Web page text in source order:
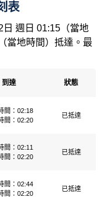
表
週日 01:15（當地
當地時間）抵達。最
到達 狀態
間：02:18
間：02:20
已抵達
間：02:11
間：02:20
已抵達
間：02:44
間：02:20
已抵達